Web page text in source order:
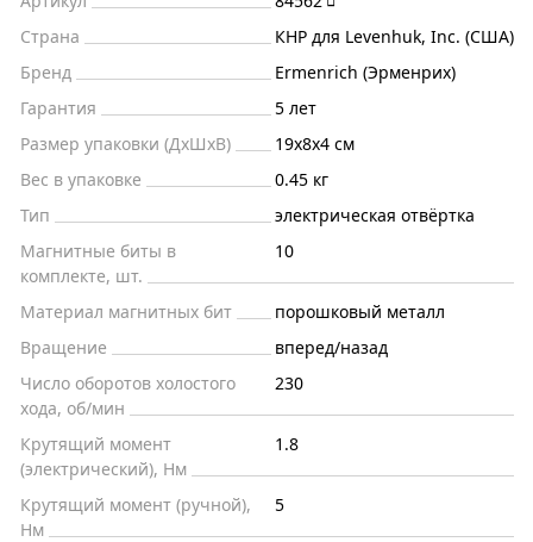
Страна
КНР для Levenhuk, Inc. (США)
Бренд
Ermenrich (Эрменрих)
Гарантия
5 лет
Размер упаковки (ДxШxВ)
19x8x4 см
Вес в упаковке
0.45 кг
Тип
электрическая отвёртка
Магнитные биты в
комплекте, шт.
10
Материал магнитных бит
порошковый металл
Вращение
вперед/назад
Число оборотов холостого
хода, об/мин
230
Крутящий момент
(электрический), Нм
1.8
Крутящий момент (ручной),
Нм
5